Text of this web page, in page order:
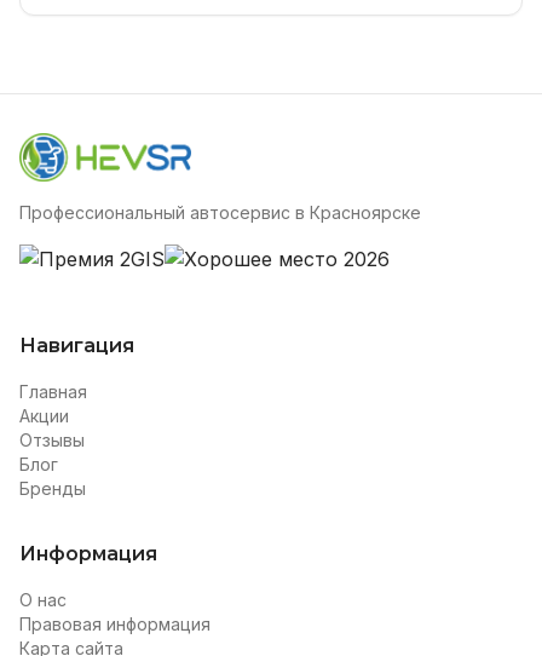
Профессиональный автосервис в Красноярске
Навигация
Главная
Акции
Отзывы
Блог
Бренды
Информация
О нас
Правовая информация
Карта сайта